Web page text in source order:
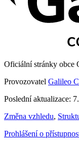
Oficiální stránky obce
Provozovatel Galileo
Poslední aktualizace:
Změna vzhledu,
Prohlášení o